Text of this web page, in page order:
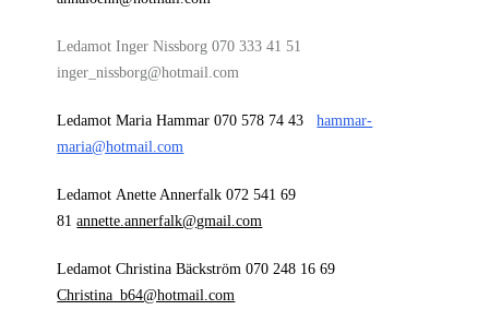
Ledamot Inger Nissborg 070 333 41 51
inger_nissborg@hotmail.com
Ledamot Maria Hammar 070 578 74 43
hammar-
maria@hotmail.com
Ledamot Anette Annerfalk 072 541 69
81annette.annerfalk@gmail.com
Ledamot Christina Bäckström 070 248 16 69
Christina_b64@hotmail.com